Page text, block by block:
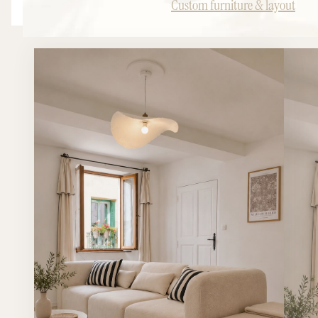
distingue par ses lignes épurées, ses finitions raffinées et
lisses aux teintes minérales créent une ambiance douce
et intemporelle tandis que les détails métalliques
apportent une touche de sophistication discrète.
rangement généreuse sans alourdir visuellement
l'espace. Chaque élément participe à la création d'un
environnement harmonieux où esthétique et
fonctionnalité se complètent parfaitement.
Custom furniture & layout